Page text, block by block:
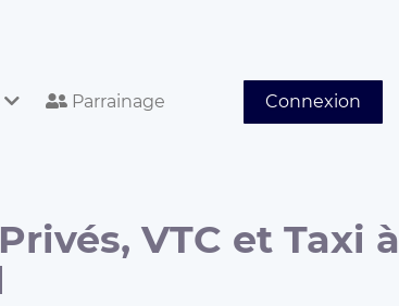
Parrainage Connexion
VTC et Taxi à